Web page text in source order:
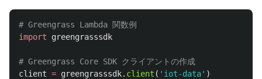
import
greengrasssdk
client = greengrasssdk. client ( ' iot-data' )